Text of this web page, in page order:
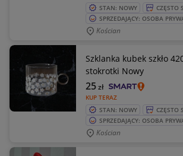
STAN: NOWY
CZĘSTO
SPRZEDAJĄCY: OSOBA
Kościan
Szklanka kubek szkło
stokrotki Nowy
KUP TERAZ
25zł
STAN: NOWY
CZĘSTO
SPRZEDAJĄCY: OSOBA
Kościan